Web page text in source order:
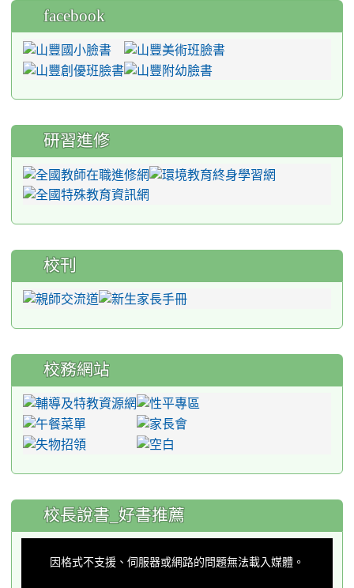
facebook
研習進修
校刊
校務網站
:::
校長說書_好書推薦
因格式不支援、伺服器或網路的問題無法載入媒體。